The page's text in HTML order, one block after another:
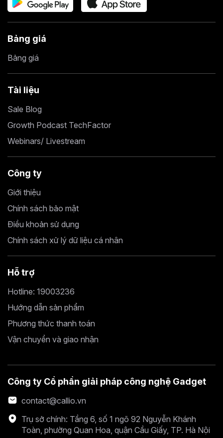
Bảng giá
Bảng giá
Tài liệu
Sale Blog
Growth Podcast TechFactor
Webinars/ Livestream
Công ty
Giới thiệu
Chính sách bảo mật
Điều khoản sử dụng
Chính sách xử lý dữ liệu cá nhân
Hỗ trợ
Hotline: 19003236
Hướng dẫn sản phẩm
Phương thức thanh toán
Vận chuyển và giao nhận
Công ty Cổ phần giải pháp công nghệ Gadget
contact@callio.vn
Trụ sở chính: Tầng 6, số 1 ngõ 92 Nguyễn Khánh
Toàn, phường Quan Hoa, quận Cầu Giấy, TP. Hà Nội